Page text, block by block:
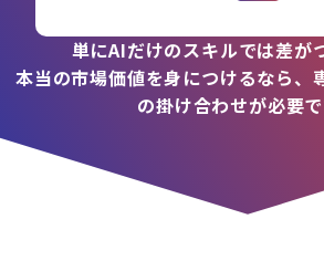
単にAIだけのスキルでは差が
本当の市場価値を身につけるなら、
の掛け合わせが必要で